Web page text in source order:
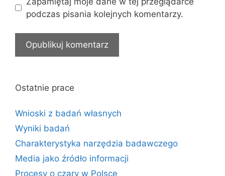
podczas pisania kolejnych komentarzy.
Ostatnie prace
Wnioski z badań własnych
Wyniki badań
Charakterystyka narzędzia badawczego
Media jako źródło informacji
Procesy o czary w Polsce